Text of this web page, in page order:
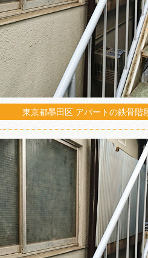
東京都墨田区 アパートの鉄骨階